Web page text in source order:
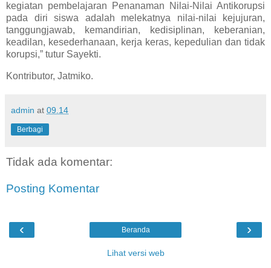
kegiatan pembelajaran Penanaman Nilai-Nilai Antikorupsi
pada diri siswa adalah melekatnya nilai-nilai kejujuran,
tanggungjawab, kemandirian, kedisiplinan, keberanian,
keadilan, kesederhanaan, kerja keras, kepedulian dan tidak
korupsi,” tutur Sayekti.
Kontributor, Jatmiko.
admin at 09.14
Berbagi
Tidak ada komentar:
Posting Komentar
‹ ›
Beranda
Lihat versi web